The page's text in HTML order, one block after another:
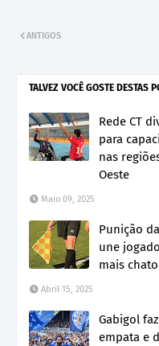
ANTIGOS
TALVEZ VOCÊ GOSTE DESTAS
Rede CT
para
nas
Oeste
Maio 09, 2025
Punição
une
mais chato
Abril 15, 2025
Gabigol
empata e